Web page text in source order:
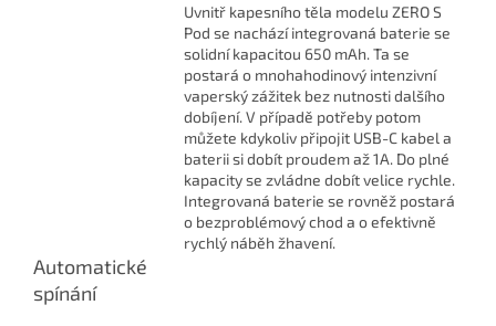
Uvnitř kapesního těla modelu ZERO S
Pod se nachází integrovaná baterie se
solidní kapacitou 650 mAh. Ta se
postará o mnohahodinový intenzivní
vaperský zážitek bez nutnosti dalšího
dobíjení. V případě potřeby potom
můžete kdykoliv připojit USB-C kabel a
baterii si dobít proudem až 1A. Do plné
kapacity se zvládne dobít velice rychle.
Integrovaná baterie se rovněž postará
o bezproblémový chod a o efektivně
rychlý náběh žhavení.
Automatické
spínání